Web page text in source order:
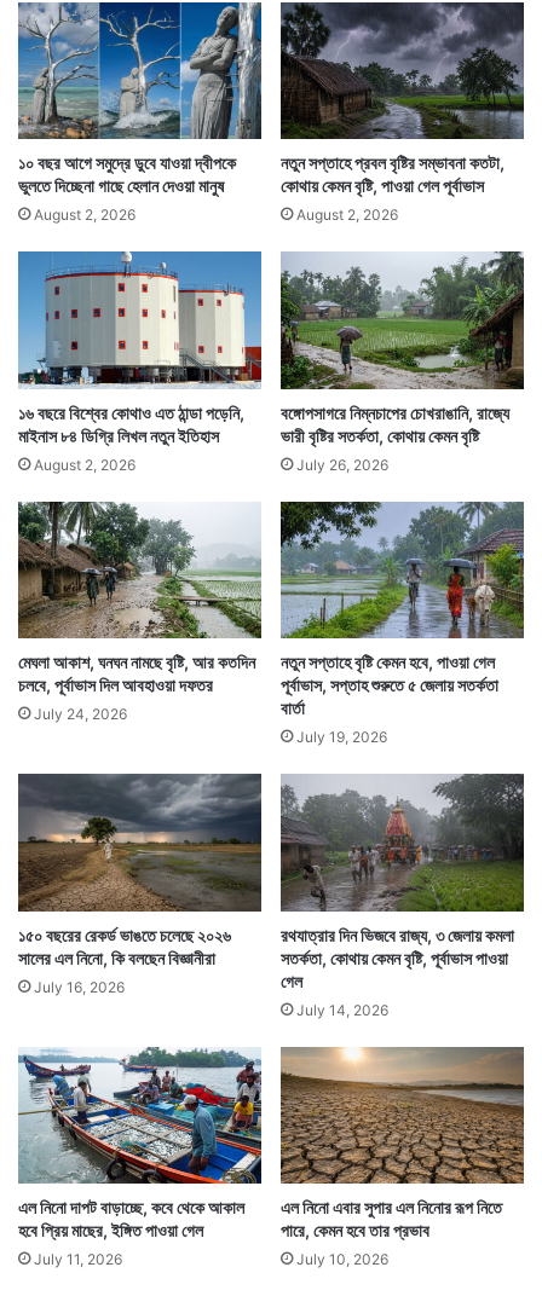
জামাইষষ্ঠী উপলক্ষে প্রতিবারের মতই বাজারে এসেছে ইলিশ। আছে
চিংড়ি, ভেটকি, পাবদা, তোপসে। আর পাঁঠা বা মুরগির মাংস তো
রয়েছেই। সঙ্গে এবার আবার দারুণ আমের পশরা। মিষ্টি, দই তো
রয়েছেই।
সব মিলিয়ে এলাহি খাওয়া দাওয়া আর এমন মজলিসি আবহাওয়া যে
যুগলবন্দি তৈরি করেছে তাতে জমে ক্ষীর বাঙালির তেরো পার্বণের এক
পার্বণ জামাইষষ্ঠী।
Tags Kolkata News
র
মু
খে
অ
ভি
নে
তা
১০ বছর আগে সমুদ্রে ডুবে যাওয়া দ্বীপকে
ভুলতে দিচ্ছেনা গাছে হেলান দেওয়া মানুষ
August 2, 2026
নতুন সপ্তাহে প্রবল বৃষ্টির সম্ভাবনা কতটা,
কোথায় কেমন বৃষ্টি, পাওয়া গেল পূর্বাভাস
August 2, 2026
১৬ বছরে বিশ্বের কোথাও এত ঠান্ডা পড়েনি,
মাইনাস ৮৪ ডিগ্রি লিখল নতুন ইতিহাস
August 2, 2026
বঙ্গোপসাগরে নিম্নচাপের চোখরাঙানি, রাজ্যে
ভারী বৃষ্টির সতর্কতা, কোথায় কেমন বৃষ্টি
July 26, 2026
মেঘলা আকাশ, ঘনঘন নামছে বৃষ্টি, আর কতদিন
চলবে, পূর্বাভাস দিল আবহাওয়া দফতর
July 24, 2026
নতুন সপ্তাহে বৃষ্টি কেমন হবে, পাওয়া গেল
পূর্বাভাস, সপ্তাহ শুরুতে ৫ জেলায় সতর্কতা
বার্তা
July 19, 2026
১৫০ বছরের রেকর্ড ভাঙতে চলেছে ২০২৬
সালের এল নিনো, কি বলছেন বিজ্ঞানীরা
July 16, 2026
রথযাত্রার দিন ভিজবে রাজ্য, ৩ জেলায় কমলা
সতর্কতা, কোথায় কেমন বৃষ্টি, পূর্বাভাস পাওয়া
গেল
July 14, 2026
এল নিনো দাপট বাড়াচ্ছে, কবে থেকে আকাল
হবে প্রিয় মাছের, ইঙ্গিত পাওয়া গেল
July 11, 2026
এল নিনো এবার সুপার এল নিনোর রূপ নিতে
পারে, কেমন হবে তার প্রভাব
July 10, 2026